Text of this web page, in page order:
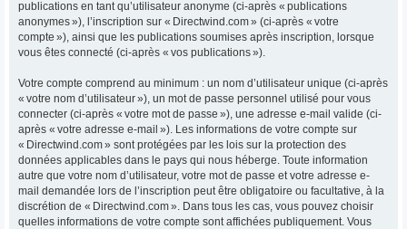
publications en tant qu’utilisateur anonyme (ci-après « publications
anonymes »), l’inscription sur « Directwind.com » (ci-après « votre
compte »), ainsi que les publications soumises après inscription, lorsque
vous êtes connecté (ci-après « vos publications »).
Votre compte comprend au minimum : un nom d’utilisateur unique (ci-après
« votre nom d’utilisateur »), un mot de passe personnel utilisé pour vous
connecter (ci-après « votre mot de passe »), une adresse e-mail valide (ci-
après « votre adresse e-mail »). Les informations de votre compte sur
« Directwind.com » sont protégées par les lois sur la protection des
données applicables dans le pays qui nous héberge. Toute information
autre que votre nom d’utilisateur, votre mot de passe et votre adresse e-
mail demandée lors de l’inscription peut être obligatoire ou facultative, à la
discrétion de « Directwind.com ». Dans tous les cas, vous pouvez choisir
quelles informations de votre compte sont affichées publiquement. Vous